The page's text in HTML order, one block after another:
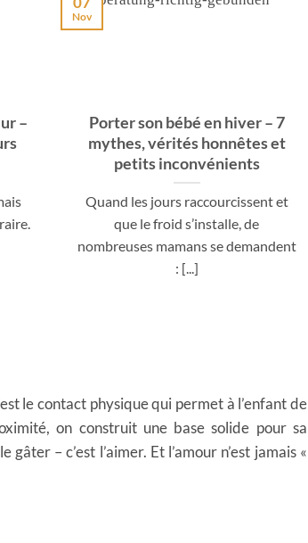
–
Porter son bébé en hiver – 7
mythes, vérités honnêtes et
petits inconvénients
Quand les jours raccourcissent et
que le froid s’installe, de
nombreuses mamans se demandent
: [...]
Nov
le contact physique qui permet à l’enfant de
on construit une base solide pour sa
– c’est l’aimer. Et l’amour n’est jamais «